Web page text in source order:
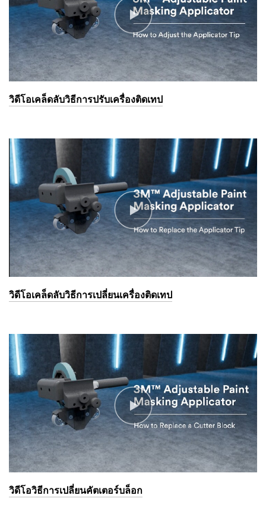
วิดีโอเคล็ดลับวิธีการปรับเครื่องติดเทป
วิดีโอเคล็ดลับวิธีการเปลี่ยนเครื่องติดเทป
วิดีโอวิธีการเปลี่ยนคัตเตอร์บล็อก